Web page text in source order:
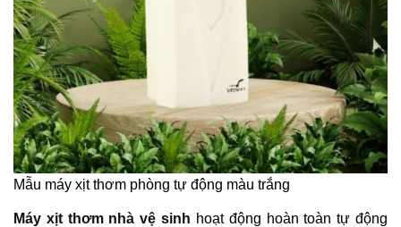
Mẫu máy xịt thơm phòng tự động màu trắng
Máy xịt thơm nhà vệ sinh hoạt động hoàn toàn tự động